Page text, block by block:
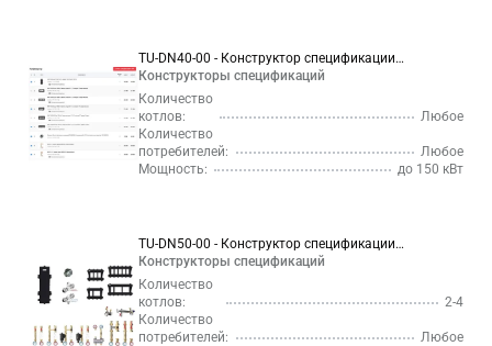
TU-DN40-00 - Конструктор спецификации
котельной до 150 кВт в стальном исполнении
Конструкторы спецификаций
Количество
котлов:
Любое
Количество
потребителей:
Любое
Мощность:
до 150 кВт
TU-DN50-00 - Конструктор спецификации
котельной до 250 кВт в стальном исполнении
Конструкторы спецификаций
Количество
котлов:
2-4
Количество
потребителей:
Любое